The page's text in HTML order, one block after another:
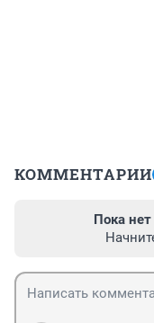
КОММЕНТАРИИ
Пока